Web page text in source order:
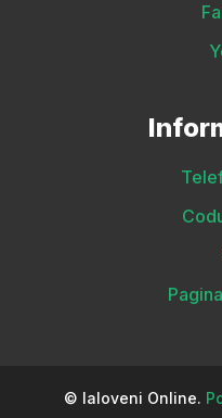
© Ialoveni Online.